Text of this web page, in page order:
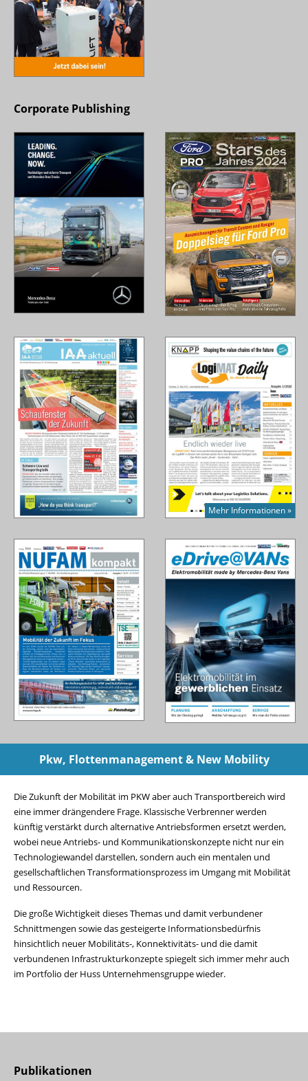
Corporate Publishing
Mehr Informationen »
Pkw, Flottenmanagement & New Mobility
Die Zukunft der Mobilität im PKW aber auch Transportbereich wird
eine immer drängendere Frage. Klassische Verbrenner werden
künftig verstärkt durch alternative Antriebsformen ersetzt werden,
wobei neue Antriebs- und Kommunikationskonzepte nicht nur ein
Technologiewandel darstellen, sondern auch ein mentalen und
gesellschaftlichen Transformationsprozess im Umgang mit Mobilität
und Ressourcen.
Die große Wichtigkeit dieses Themas und damit verbundener
Schnittmengen sowie das gesteigerte Informationsbedürfnis
hinsichtlich neuer Mobilitäts-, Konnektivitäts- und die damit
verbundenen Infrastrukturkonzepte spiegelt sich immer mehr auch
im Portfolio der Huss Unternehmensgruppe wieder.
Publikationen